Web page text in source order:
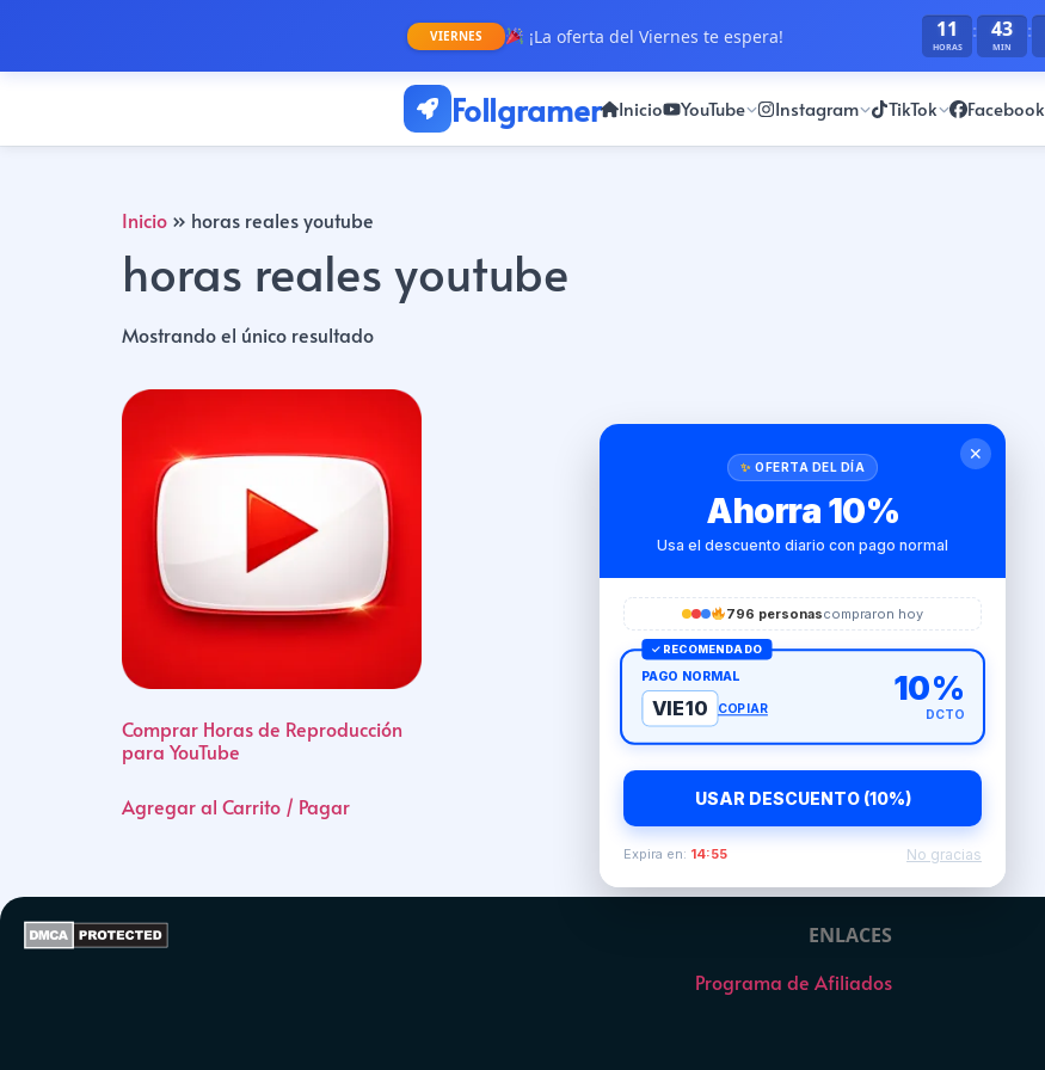
VIERNES ¡La oferta del Viernes te espera! 11
HORAS
: 43
MIN
:
Follgramer Inicio YouTube Instagram TikTok Facebook
Inicio » horas reales youtube
horas reales youtube
Mostrando el único resultado
Comprar Horas de Reproducción
para YouTube
Agregar al Carrito / Pagar
ENLACES
Programa de Afiliados
✕
OFERTA DEL DÍA
Ahorra 10%
Usa el descuento diario con pago normal
796 personascompraron hoy
✓ RECOMENDADO
PAGO NORMAL
VIE10 COPIAR
10%
DCTO
USAR DESCUENTO (10%)
Expira en: 14:54 No gracias